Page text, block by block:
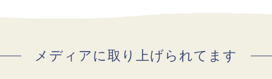
メディアに取り上げられてます